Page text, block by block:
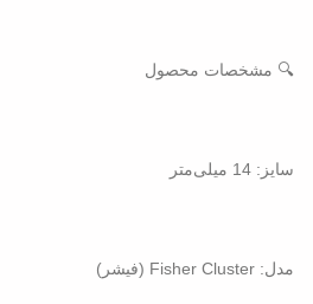
🔍 مشخصات محصول
سایز: 14 میلی‌متر
مدل: Fisher Cluster (فیشر)